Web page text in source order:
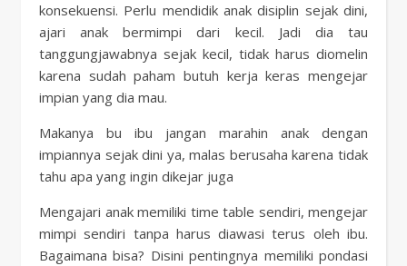
konsekuensi. Perlu mendidik anak disiplin sejak dini,
ajari anak bermimpi dari kecil. Jadi dia tau
tanggungjawabnya sejak kecil, tidak harus diomelin
karena sudah paham butuh kerja keras mengejar
impian yang dia mau.
Makanya bu ibu jangan marahin anak dengan
impiannya sejak dini ya, malas berusaha karena tidak
tahu apa yang ingin dikejar juga
Mengajari anak memiliki time table sendiri, mengejar
mimpi sendiri tanpa harus diawasi terus oleh ibu.
Bagaimana bisa? Disini pentingnya memiliki pondasi